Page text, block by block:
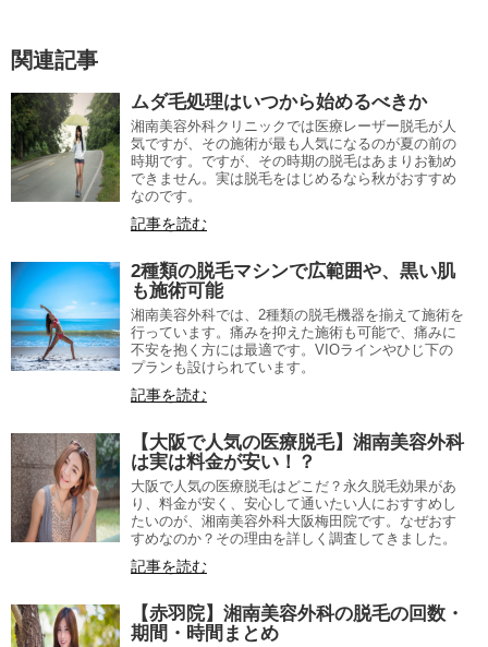
関連記事
ムダ毛処理はいつから始めるべきか
湘南美容外科クリニックでは医療レーザー脱毛が人
気ですが、その施術が最も人気になるのが夏の前の
時期です。ですが、その時期の脱毛はあまりお勧め
できません。実は脱毛をはじめるなら秋がおすすめ
なのです。
記事を読む
2種類の脱毛マシンで広範囲や、黒い肌
も施術可能
湘南美容外科では、2種類の脱毛機器を揃えて施術を
行っています。痛みを抑えた施術も可能で、痛みに
不安を抱く方には最適です。VIOラインやひじ下の
プランも設けられています。
記事を読む
【大阪で人気の医療脱毛】湘南美容外科
は実は料金が安い！？
大阪で人気の医療脱毛はどこだ？永久脱毛効果があ
り、料金が安く、安心して通いたい人におすすめし
たいのが、湘南美容外科大阪梅田院です。なぜおす
すめなのか？その理由を詳しく調査してきました。
記事を読む
【赤羽院】湘南美容外科の脱毛の回数・
期間・時間まとめ